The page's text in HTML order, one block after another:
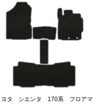
ヨタ シエンタ 170系 フロアマ